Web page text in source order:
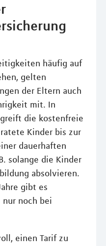
häufig auf
gelten
der Eltern auch
mit. In
die kostenfreie
Kinder bis zur
dauerhaften
solange die Kinder
absolvieren.
gibt es
nur noch bei
einen Tarif zu